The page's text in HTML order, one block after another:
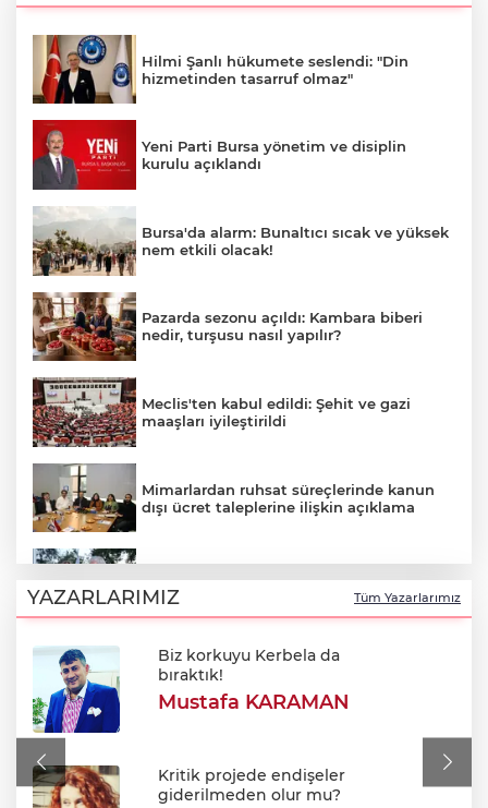
Hilmi Şanlı hükumete seslendi: "Din
hizmetinden tasarruf olmaz"
Yeni Parti Bursa yönetim ve disiplin
kurulu açıklandı
Bursa'da alarm: Bunaltıcı sıcak ve yüksek
nem etkili olacak!
Pazarda sezonu açıldı: Kambara biberi
nedir, turşusu nasıl yapılır?
Meclis'ten kabul edildi: Şehit ve gazi
maaşları iyileştirildi
Mimarlardan ruhsat süreçlerinde kanun
dışı ücret taleplerine ilişkin açıklama
buluştu
Oktay Yılmaz: "Spor yapmayan çocuk
kalmayacak"
YAZARLARIMIZ Tüm Yazarlarımız
Biz korkuyu Kerbela da
bıraktık!
Mustafa KARAMAN
Kritik projede endişeler
giderilmeden olur mu?